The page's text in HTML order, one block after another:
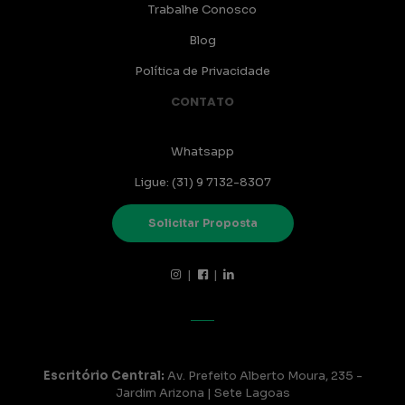
Trabalhe Conosco
Blog
Política de Privacidade
CONTATO
Whatsapp
Ligue: (31) 9 7132-8307
Solicitar Proposta
| |
Escritório Central: Av. Prefeito Alberto Moura, 235 -
Jardim Arizona | Sete Lagoas